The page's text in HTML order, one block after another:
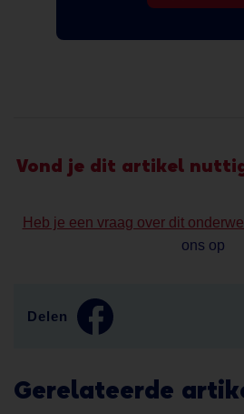
Vond je dit artikel
Heb je een vraag over dit
ons op
Delen
Gerelateerde